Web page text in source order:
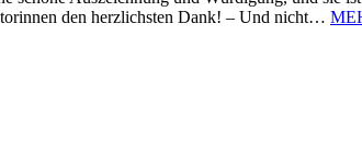
den herzlichsten Dank! – Und nicht…